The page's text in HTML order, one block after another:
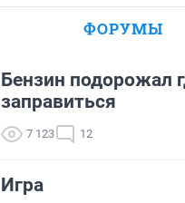
ФОРУМЫ
Бензин подорожал
заправиться
7 123 12
Игра